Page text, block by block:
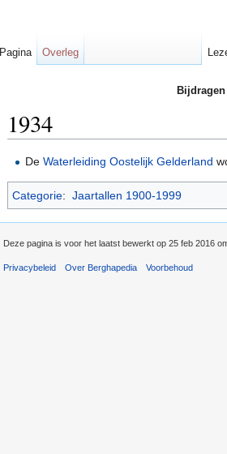
1934
DeWaterleiding Oostelijk Gelderland
Categorie: Jaartallen 1900-1999
Pagina Overleg
Deze pagina is voor het laatst bewerkt op 25 feb 2016
Privacybeleid Over Berghapedia Voorbehoud